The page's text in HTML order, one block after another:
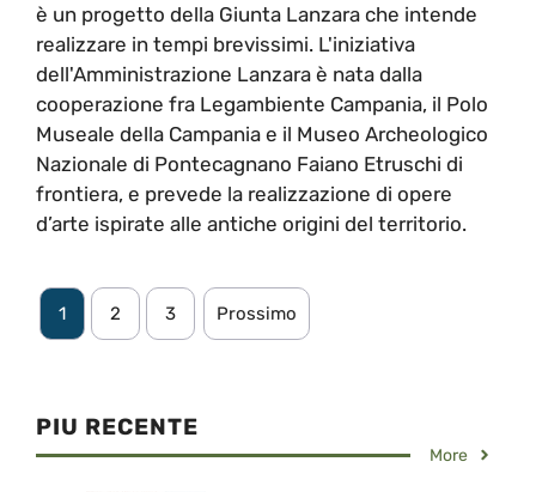
è un progetto della Giunta Lanzara che intende
realizzare in tempi brevissimi. L'iniziativa
dell'Amministrazione Lanzara è nata dalla
cooperazione fra Legambiente Campania, il Polo
Museale della Campania e il Museo Archeologico
Nazionale di Pontecagnano Faiano Etruschi di
frontiera, e prevede la realizzazione di opere
d’arte ispirate alle antiche origini del territorio.
1 2 3 Prossimo
PIU RECENTE
More